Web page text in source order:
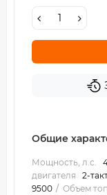
Общие
Мощность, л.с.
двигателя
2-
9500
Объем